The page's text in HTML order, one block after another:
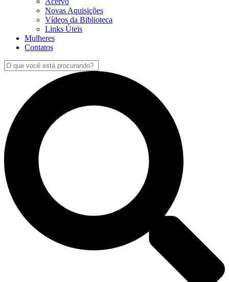
Novas Aquisições
Vídeos da Biblioteca
Links Úteis
Mulheres
Contatos